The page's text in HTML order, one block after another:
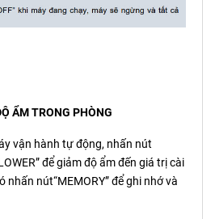
ẨM TRONG PHÒNG
vận hành tự động, nhấn nút
để giảm độ ẩm đến giá trị cài
nhấn nút“MEMORY” để ghi nhớ và